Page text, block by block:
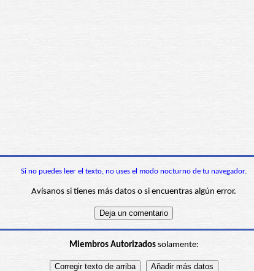
Si no puedes leer el texto, no uses el modo nocturno de tu navegador.
Avísanos si tienes más datos o si encuentras algún error.
Miembros Autorizadossolamente: